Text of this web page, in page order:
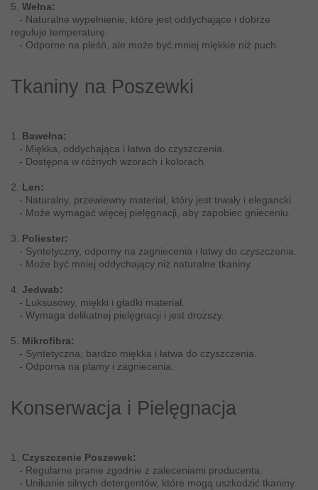
5. Wełna:
- Naturalne wypełnienie, które jest oddychające i dobrze
reguluje temperaturę.
- Odporne na pleśń, ale może być mniej miękkie niż puch.
Tkaniny na Poszewki
1. Bawełna:
- Miękka, oddychająca i łatwa do czyszczenia.
- Dostępna w różnych wzorach i kolorach.
2. Len:
- Naturalny, przewiewny materiał, który jest trwały i elegancki.
- Może wymagać więcej pielęgnacji, aby zapobiec gnieceniu.
3. Poliester:
- Syntetyczny, odporny na zagniecenia i łatwy do czyszczenia.
- Może być mniej oddychający niż naturalne tkaniny.
4. Jedwab:
- Luksusowy, miękki i gładki materiał.
- Wymaga delikatnej pielęgnacji i jest droższy.
5. Mikrofibra:
- Syntetyczna, bardzo miękka i łatwa do czyszczenia.
- Odporna na plamy i zagniecenia.
Konserwacja i Pielęgnacja
1. Czyszczenie Poszewek:
- Regularne pranie zgodnie z zaleceniami producenta.
- Unikanie silnych detergentów, które mogą uszkodzić tkaniny.